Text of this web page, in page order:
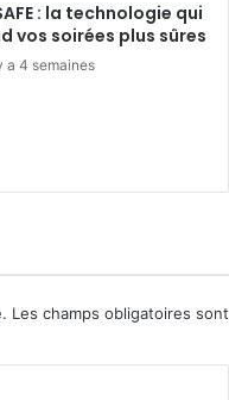
: la technologie qui
vos soirées plus sûres
a 4 semaines
Les champs obligatoires sont